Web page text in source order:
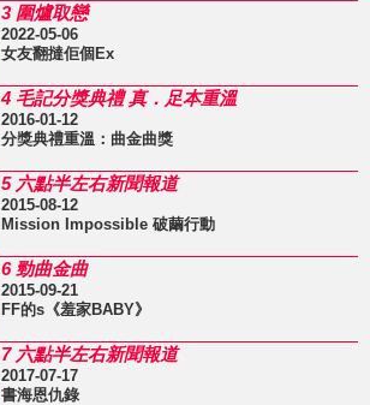
3 圍爐取戀
2022-05-06
女友翻撻佢個Ex
4 毛記分獎典禮 真．足本重溫
2016-01-12
分獎典禮重溫：曲金曲獎
5 六點半左右新聞報道
2015-08-12
Mission Impossible 破繭行動
6 勁曲金曲
2015-09-21
FF的s《羞家BABY》
7 六點半左右新聞報道
2017-07-17
書海恩仇錄